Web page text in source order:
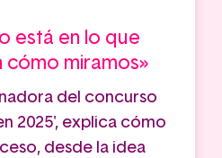
está en lo que
cómo miramos»
del concurso
2025', explica cómo
desde la idea